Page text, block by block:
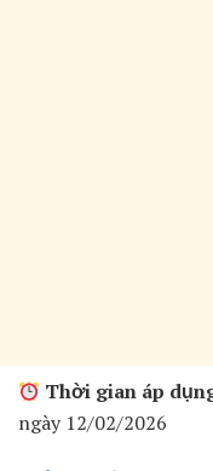
Thời gian áp
ngày 12/02/2026